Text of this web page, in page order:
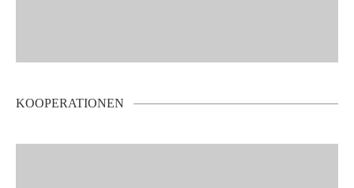
KOOPERATIONEN